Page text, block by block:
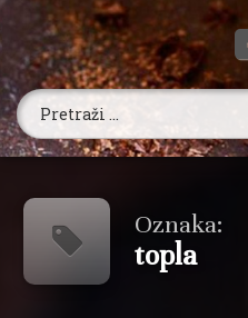
Poljo Kutak
Oznaka:
topla